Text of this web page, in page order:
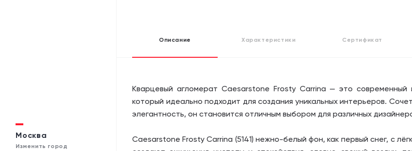
Москва
Изменить город
Описание Характеристики Сертификат
Кварцевый агломерат Caesarstone Frosty Carrina — это современный
который идеально подходит для создания уникальных интерьеров.
элегантность, он становится отличным выбором для различных
Caesarstone Frosty Carrina (5141) нежно-белый фон, как первый снег, с